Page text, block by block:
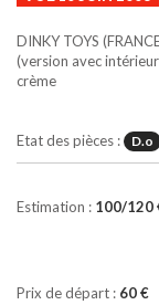
DINKY TOYS
(version avec
crème
Etat des pièces : D.o
Estimation : 100/120
Prix de départ : 60 €